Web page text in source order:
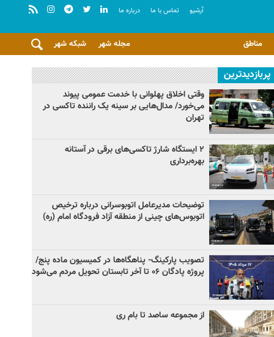
آرشيو تماس با ما درباره ما
مناطق شبکه شهر مجله شهر
پربازدیدترین
وقتی اخلاق پهلوانی با خدمت عمومی پیوند
می‌خورد/ مدال‌هایی بر سینه یک راننده تاکسی در
تهران
۲ ایستگاه شارژ تاکسی‌های برقی در آستانه
بهره‌برداری
توضیحات مدیرعامل اتوبوسرانی درباره ترخیص
اتوبوس‌های چینی از منطقه آزاد فرودگاه امام (ره)
تصویب پارکینگ- پناهگاه‌ها در کمیسیون ماده پنج/
پروژه پادگان ۰۶ تا آخر تابستان تحویل مردم می‌شود
از مجموعه ساصد تا بام ری